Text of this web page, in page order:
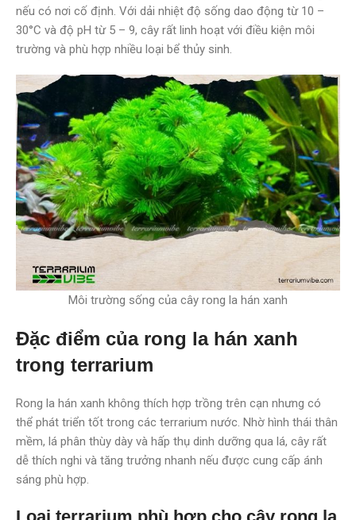
nếu có nơi cố định. Với dải nhiệt độ sống dao động từ 10 –
30°C và độ pH từ 5 – 9, cây rất linh hoạt với điều kiện môi
trường và phù hợp nhiều loại bể thủy sinh.
Môi trường sống của cây rong la hán xanh
Đặc điểm của rong la hán xanh
trong terrarium
Rong la hán xanh không thích hợp trồng trên cạn nhưng có
thể phát triển tốt trong các terrarium nước. Nhờ hình thái thân
mềm, lá phân thùy dày và hấp thụ dinh dưỡng qua lá, cây rất
dễ thích nghi và tăng trưởng nhanh nếu được cung cấp ánh
sáng phù hợp.